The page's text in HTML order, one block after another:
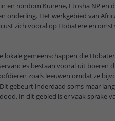
en rondom Kunene, Etosha NP en
onderling. Het werkgebied van
zich vooral op Hobatere en
gemeenschappen die
bestaan vooral uit boeren
zoals leeuwen omdat ze
gebeurt inderdaad soms maar
In dit gebied is er vaak sprake